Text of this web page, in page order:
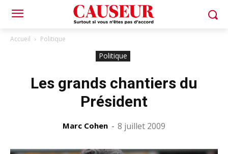
Accueil Politique
Politique
Les grands chantiers du
Président
Marc Cohen - 8 juillet 2009